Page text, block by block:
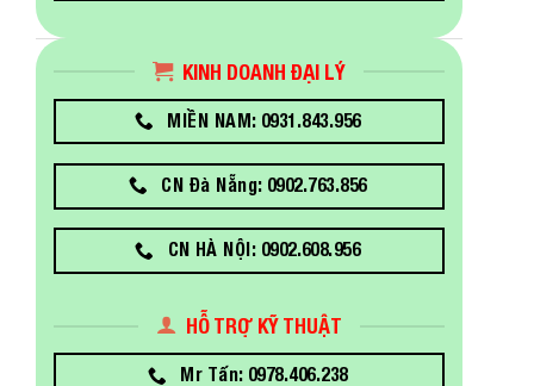
KINH DOANH ĐẠI LÝ
MIỀN NAM: 0931.843.956
CN Đà Nẵng: 0902.763.856
CN HÀ NỘI: 0902.608.956
HỖ TRỢ KỸ THUẬT
Mr Tấn: 0978.406.238